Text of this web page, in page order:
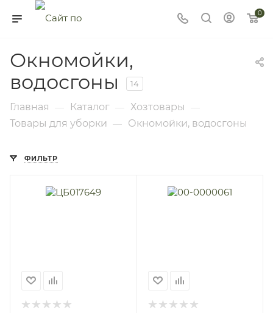
0
Окномойки,
водосгоны
14
Главная — Каталог — Хозтовары —
Товары для уборки — Окномойки, водосгоны
ФИЛЬТР